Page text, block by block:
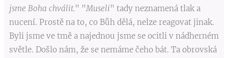
jsme Boha chválit." "Museli" tady neznamená tlak a
nucení. Prostě na to, co Bůh dělá, nelze reagovat jinak.
Byli jsme ve tmě a najednou jsme se ocitli v nádherném
světle. Došlo nám, že se nemáme čeho bát. Ta obrovská